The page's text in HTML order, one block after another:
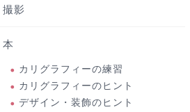
撮影
本
カリグラフィーの練習
カリグラフィーのヒント
デザイン・装飾のヒント